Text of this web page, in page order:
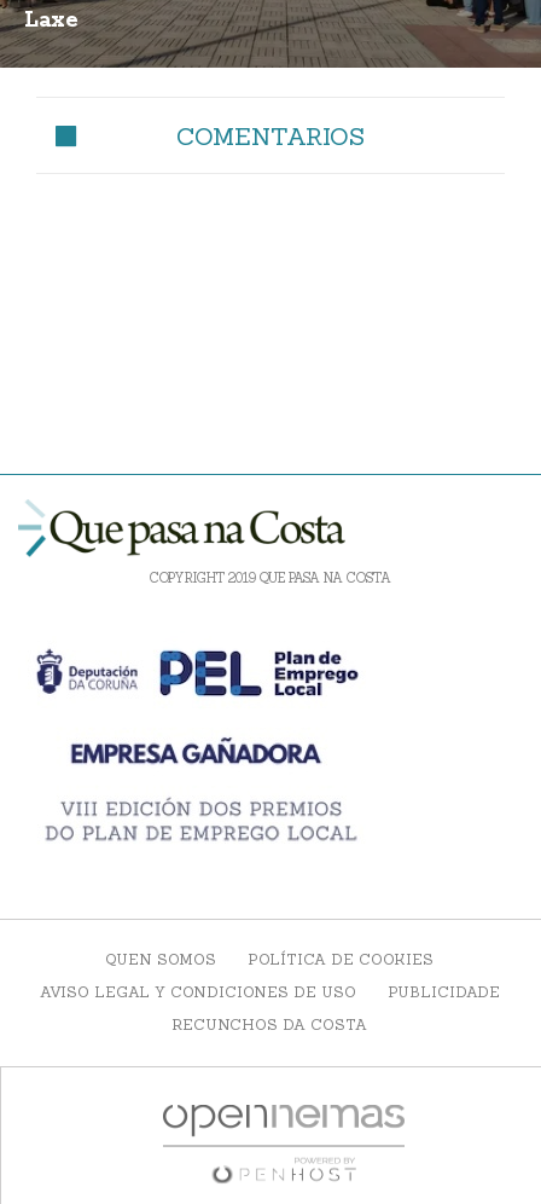
Laxe
COMENTARIOS
COPYRIGHT 2019 QUE PASA NA COSTA
QUEN SOMOS
POLÍTICA DE COOKIES
AVISO LEGAL Y CONDICIONES DE USO
PUBLICIDADE
RECUNCHOS DA COSTA